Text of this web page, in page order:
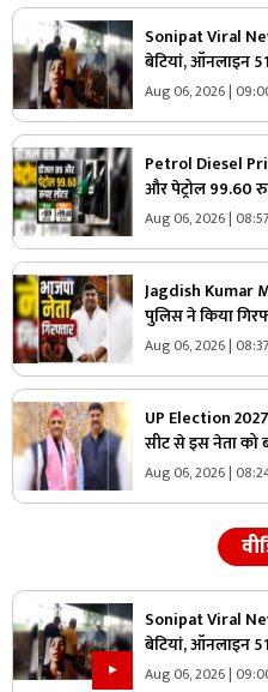
Sonipat Viral
बेटियां, ऑनलाइन
वीडियो कॉल पर
Aug 06, 2026 |
Petrol Diesel
और पेट्रोल 99.60
किया 6 अगस्त का
Aug 06, 2026 |
Jagdish Kumar
पुलिस ने किया
यात्रा कर पहुंचे थे
Aug 06, 2026 |
UP Election
सीट से इस नेता को
जानिए कैसा रहा
Aug 06, 2026 |
Sonipat Viral
बेटियां, ऑनलाइन
वीडियो कॉल पर
Aug 06, 2026 |